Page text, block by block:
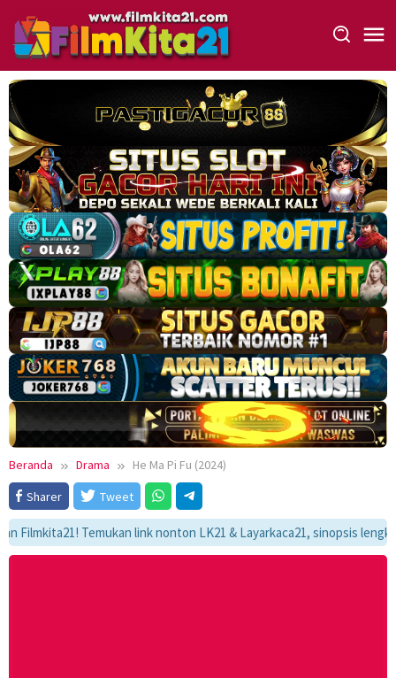
konten
Beranda Drama
He Ma Pi Fu (2024)
Sharer
Tweet
Temukan link nonton LK21 & Layarkaca21, sinopsis